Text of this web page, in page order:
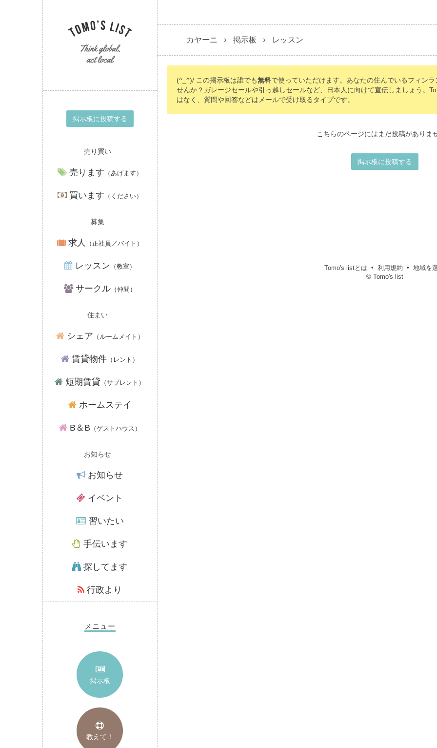
掲示板に投稿する
売り買い
売ります （あげます）
買います （ください）
募集
求人 （正社員／バイト）
レッスン （教室）
サークル（仲間）
住まい
シェア （ルームメイト）
賃貸物件 （レント）
短期賃貸 （サブレント）
ホームステイ
B＆B （ゲストハウス）
お知らせ
お知らせ
イベント
習いたい
手伝います
探してます
行政より
メニュー
掲示板
教えて！
カヤーニ 掲示板 レッスン
(^_^)/ この掲示板は誰でも無料で使っていただけます。あなたの住んでいるフィン
せんか？ガレージセールや引っ越しセールなど、日本人に向けて宣伝しましょう。
はなく、質問や回答などはメールで受け取るタイプです。
こちらのページにはまだ投稿がありま
掲示板に投稿する
Tomo's listとは 利用規約
地域を
© Tomo's list